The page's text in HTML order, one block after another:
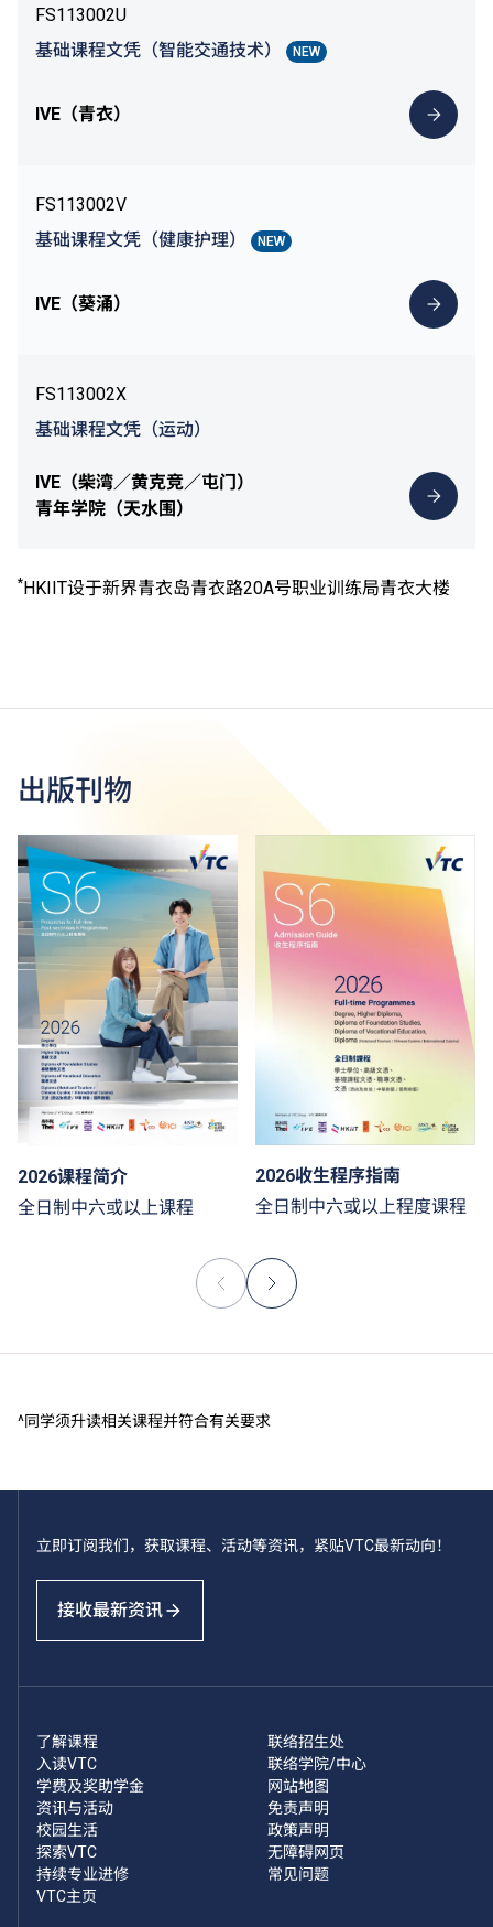
FS113002U
基础课程文凭（智能交通技术）
NEW
IVE（青衣）
FS113002V
基础课程文凭（健康护理）
NEW
IVE（葵涌）
FS113002X
基础课程文凭（运动）
IVE（柴湾／黄克竞／屯门）
青年学院（天水围）
*HKIIT设于新界青衣岛青衣路20A号职业训练局青衣大楼
出版刊物
2026课程简介
全日制中六或以上课程
2026收生程序指南
全日制中六或以上程度课程
^同学须升读相关课程并符合有关要求
立即订阅我们，获取课程、活动等资讯，紧贴VTC最新动向！
接收最新资讯
了解课程
入读VTC
学费及奖助学金
资讯与活动
校园生活
探索VTC
持续专业进修
VTC主页
联络招生处
联络学院/中心
网站地图
免责声明
政策声明
无障碍网页
常见问题